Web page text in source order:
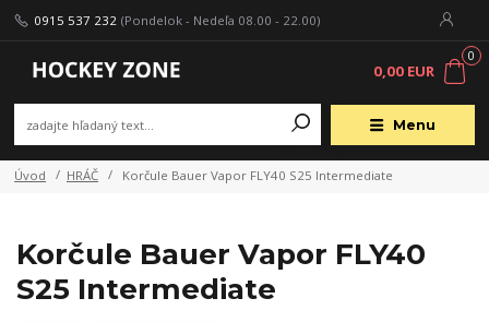
Menu
0915 537 232 (Pondelok - Nedeľa 08.00 - 22.00)
0
0,00 EUR
Úvod HRÁČ Korčule Bauer Vapor FLY40 S25 Intermediate
Korčule Bauer Vapor FLY40
S25 Intermediate